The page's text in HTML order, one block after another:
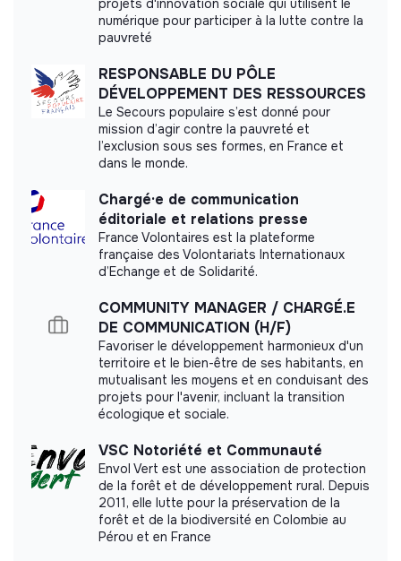
idealCO did not yet communicate its impact
measurement.
Labels and certifications
This structure did not communicate to us the
labels or certifications that it was able to obtain.
Documents
Did not yet add a transparency document.
projets d'innovation sociale qui utilisent le
numérique pour participer à la lutte contre la
pauvreté
RESPONSABLE DU PÔLE
DÉVELOPPEMENT DES RESSOURCES
Le Secours populaire s’est donné pour
mission d’agir contre la pauvreté et
l’exclusion sous ses formes, en France et
dans le monde.
Chargé·e de communication
éditoriale et relations presse
France Volontaires est la plateforme
française des Volontariats Internationaux
d’Echange et de Solidarité.
COMMUNITY MANAGER / CHARGÉ.E
DE COMMUNICATION (H/F)
Favoriser le développement harmonieux d'un
territoire et le bien-être de ses habitants, en
mutualisant les moyens et en conduisant des
projets pour l'avenir, incluant la transition
écologique et sociale.
VSC Notoriété et Communauté
Envol Vert est une association de protection
de la forêt et de développement rural. Depuis
2011, elle lutte pour la préservation de la
forêt et de la biodiversité en Colombie au
Pérou et en France